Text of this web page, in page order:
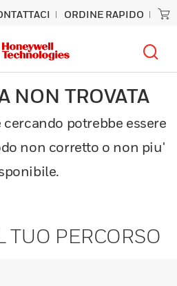
ORDINE RAPIDO
NON TROVATA
potrebbe essere
non corretto o non piu'
TUO PERCORSO